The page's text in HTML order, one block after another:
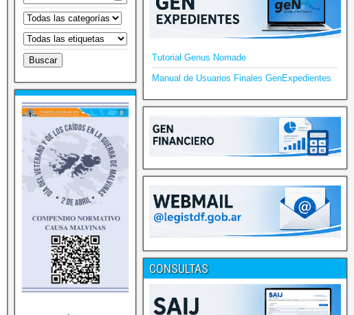
Tutorial Genus Nomade
Manual de Usuarios Finales GenExpedientes
CONSULTAS